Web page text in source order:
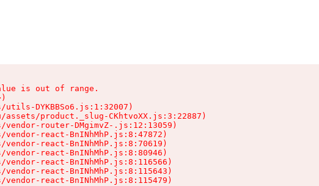
is out of range.
utils-DYKBBSo6.js:1:32007)
product._slug-CKhtvoXX.js:3:22887)
router-DMgimvZ-.js:12:13059)
react-BnINhMhP.js:8:47872)
react-BnINhMhP.js:8:70619)
react-BnINhMhP.js:8:80946)
react-BnINhMhP.js:8:116566)
react-BnINhMhP.js:8:115643)
react-BnINhMhP.js:8:115479)